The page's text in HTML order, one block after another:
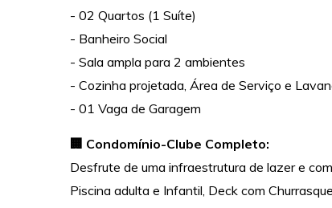
- 02 Quartos (1 Suíte)
- Banheiro Social
- Sala ampla para 2 ambientes
- Cozinha projetada, Área de Serviço e
- 01 Vaga de Garagem
🏢 Condomínio-Clube Completo:
Desfrute de uma infraestrutura de lazer e
Piscina adulta e Infantil, Deck com